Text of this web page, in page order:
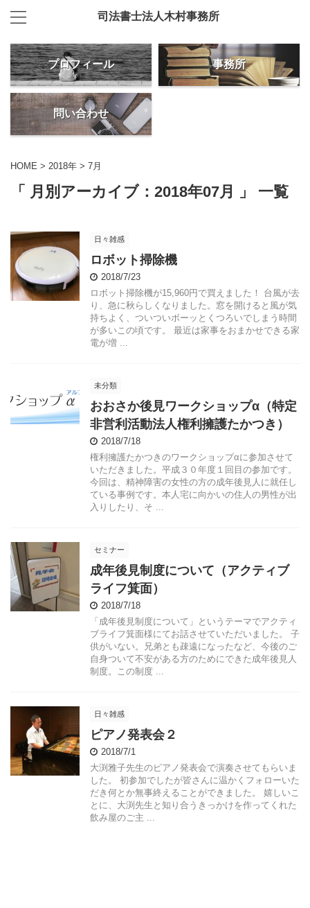
司法書士法人木村事務所
プロフィール 事務所
問い合わせ
HOME > 2018年 > 7月
「 月別アーカイブ：2018年07月 」 一覧
日々雑感
ロボット掃除機
2018/7/23
ロボット掃除機が15,960円で買えました！ 台風が去
り、急に秋らしくなりました。窓を開けると風が気
持ちよく、ついついボーッとくつろいでしまう時間
が多いこの頃です。 最近は家事をおまかせできる家
電が増 ...
未分類
おおさか後見ワークショップα（特定
非営利活動法人権利擁護たかつき）
2018/7/18
権利擁護たかつきのワークショップαに参加させて
いただきました。平成３０年度１回目の参加です。
今回は、精神障害の女性の方の成年後見人に就任し
ている事例です。本人宅に向かいの住人の男性が出
入りしたり、そ ...
セミナー
成年後見制度について（アクティブ
ライフ箕面）
2018/7/18
「成年後見制度について」というテーマでアクティ
ブライフ箕面様にてお話させていただいました。 子
供がいない。兄弟とも疎遠になったなど、今後のご
自身ついて不安がある方のためにできた成年後見人
制度。この制度 ...
日々雑感
ピアノ発表会２
2018/7/1
大渕雅子先生のピアノ発表会で演奏させてもらいま
した。 初参加でしたが皆さんに温かくフォローいた
だき何とか無事終えることができました。 嬉しいこ
とに、大渕先生と知り合うきっかけを作ってくれた
飲み屋のご主 ...